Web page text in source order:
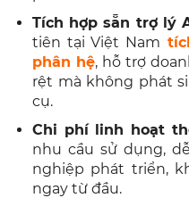
Tích hợp sẵn trợ lý
tiên tại Việt Nam
phân hệ, hỗ trợ
rệt mà không phát
cụ.
Chi phí linh hoạt
nhu cầu sử dụng,
nghiệp phát triển,
ngay từ đầu.